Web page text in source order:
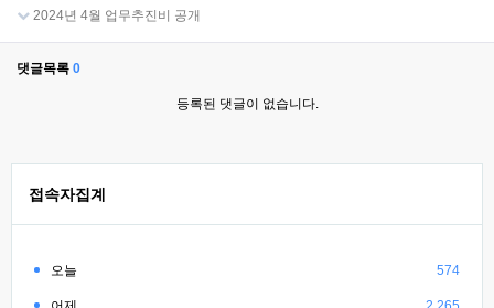
2024년 4월 업무추진비 공개
댓글목록 0
등록된 댓글이 없습니다.
접속자집계
오늘 574